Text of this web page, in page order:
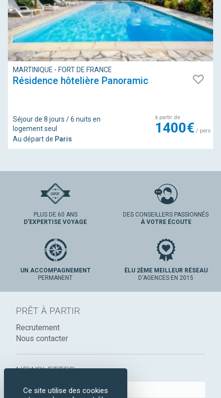
MARTINIQUE - FORT DE FRANCE
Résidence hôtelière Panoramic
Séjour de 8 jours / 6 nuits en
logement seul
Au départ de Paris
à partir de
1400€/ pers
PLUS DE 60 ANS
D'EXPERTISE VOYAGE
DES CONSEILLERS PASSIONNÉS
À VOTRE ÉCOUTE
UN ACCOMPAGNEMENT
PERMANENT
ÉLU 2ÈME MEILLEUR RÉSEAU
D'AGENCES EN 2015
PRÊT À PARTIR
Recrutement
Nous contacter
NEWSLETTER :
Ce site utilise des cookies